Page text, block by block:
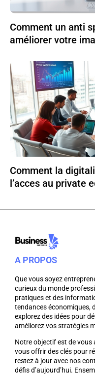
Comment un anti
améliorer votre
Comment la
l’acces au private
A PROPOS
Que vous soyez
curieux du monde
pratiques et des
tendances économiques,
explorez des idées pour
améliorez vos stratégies
Notre objectif est de
vous offrir des clés pour
restez à jour avec nos
défis d’aujourd’hui.